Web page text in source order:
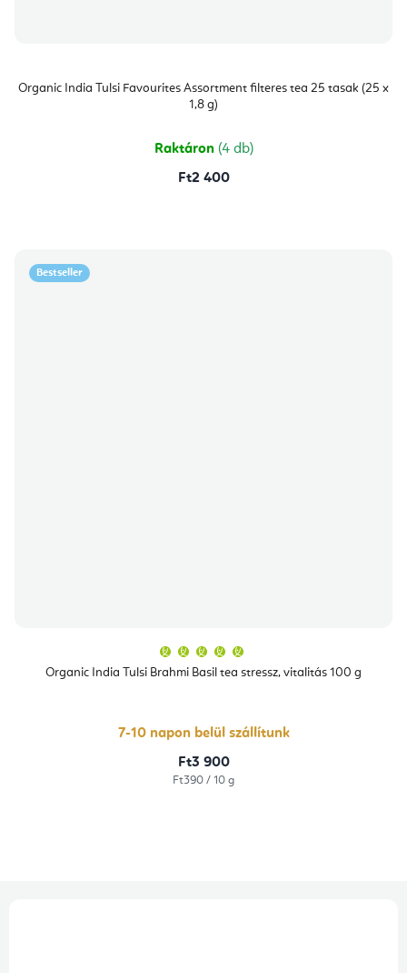
Organic India Tulsi Favourites Assortment filteres tea 25 tasak (25 x
1,8 g)
Raktáron (4 db)
Ft2 400
Bestseller
Organic India Tulsi Brahmi Basil tea stressz, vitalitás 100 g
átlagos
értékelése
csillag.
7-10 napon belül szállítunk
Ft3 900
Egységár:
Ft390 / 10 g